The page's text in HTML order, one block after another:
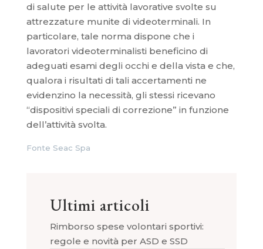
di salute per le attività lavorative svolte su
attrezzature munite di videoterminali. In
particolare, tale norma dispone che i
lavoratori videoterminalisti beneficino di
adeguati esami degli occhi e della vista e che,
qualora i risultati di tali accertamenti ne
evidenzino la necessità, gli stessi ricevano
“dispositivi speciali di correzione” in funzione
dell’attività svolta.
Fonte Seac Spa
Ultimi articoli
Rimborso spese volontari sportivi:
regole e novità per ASD e SSD